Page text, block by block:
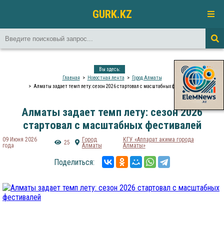
GURK.KZ
Вы здесь:
Главная
Новостная лента
Город Алматы
Алматы задает темп лету: сезон 2026 стартовал с масштабных фестивалей
Алматы задает темп лету: сезон 2026
стартовал с масштабных фестивалей
09 Июня 2026
года
25
Город
Алматы
КГУ «Аппарат акима города
Алматы»
Поделиться: